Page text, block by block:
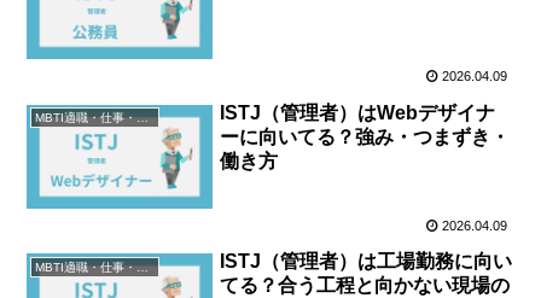
2026.04.09
MBTI適職・仕事・資格
ISTJ（管理者）はWebデザイナ
ーに向いてる？強み・つまずき・
働き方
2026.04.09
MBTI適職・仕事・資格
ISTJ（管理者）は工場勤務に向い
てる？合う工程と向かない現場の